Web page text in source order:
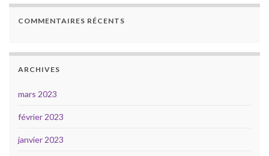
COMMENTAIRES RÉCENTS
ARCHIVES
mars 2023
février 2023
janvier 2023